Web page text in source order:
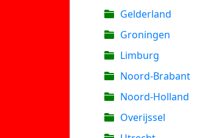
Gelderland
Groningen
Limburg
Noord-Brabant
Noord-Holland
Overijssel